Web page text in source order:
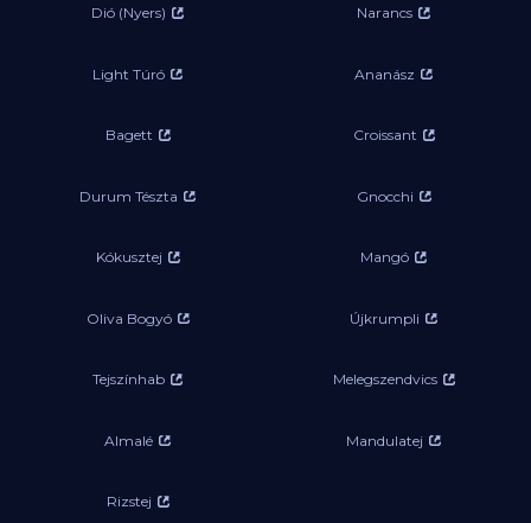
Dió (Nyers) Narancs
Light Túró Ananász
Bagett Croissant
Durum Tészta Gnocchi
Kókusztej Mangó
Oliva Bogyó Újkrumpli
Tejszínhab Melegszendvics
Almalé Mandulatej
Rizstej